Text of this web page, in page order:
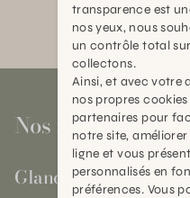
Nos magasins
Gland
transparence est
nos yeux, nous
un contrôle total
collectons.
Ainsi, et avec votre
nos propres
partenaires pour
notre site,
ligne et vous
personnalisés en
préférences. Vous